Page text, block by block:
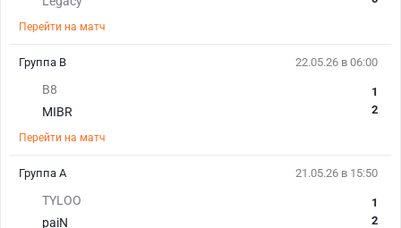
Перейти на матч
22.05.26 в 06:00
B8
MIBR
1
2
Перейти на матч
Группа В
21.05.26 в 15:50
TYLOO
paiN
1
2
Группа А